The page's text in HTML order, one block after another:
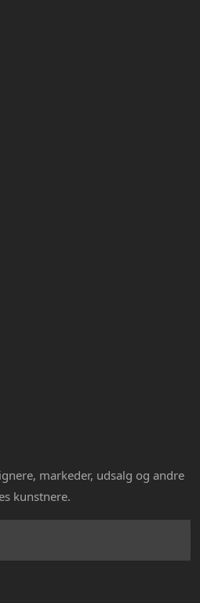
markeder, udsalg og andre
kunstnere.